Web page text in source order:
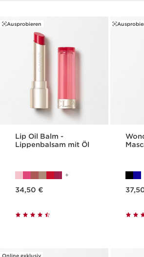
Ausprobieren
Lip Oil Balm -
Lippenbalsam mit Öl
34,50 €
Online exklusiv